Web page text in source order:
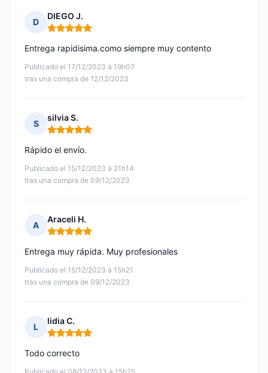
D
DIEGO J.
Nota: 5 de 5
Publicado el 17/12/2023 à 19h07
tras una compra de 12/12/2023
Entrega rapidisima.como siempre muy contento
S
silvia S.
Nota: 5 de 5
Publicado el 15/12/2023 à 21h14
tras una compra de 09/12/2023
Rápido el envío.
A
Araceli H.
Nota: 5 de 5
Publicado el 15/12/2023 à 15h21
tras una compra de 09/12/2023
Entrega muy rápida. Muy profesionales
L
lidia C.
Nota: 5 de 5
Todo correcto